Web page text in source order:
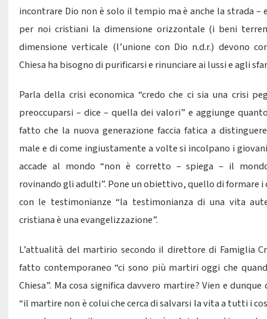
incontrare Dio non è solo il tempio ma è anche la strada –
per noi cristiani la dimensione orizzontale (i beni
dimensione verticale (l’unione con Dio n.d.r.) devono
Chiesa ha bisogno di purificarsi e rinunciare ai lussi e agli
Parla della crisi economica “credo che ci sia una crisi
preoccuparsi – dice – quella dei valori” e aggiunge
fatto che la nuova generazione faccia fatica a
male e di come ingiustamente a volte si incolpano i
accade al mondo “non è corretto – spiega – il
rovinando gli adulti”. Pone un obiettivo, quello di formare i
con le testimonianze “la testimonianza di una vita
cristiana è una evangelizzazione”.
L’attualità del martirio secondo il direttore di Famiglia
fatto contemporaneo “ci sono più martiri oggi che
Chiesa”. Ma cosa significa davvero martire? Vien e dunque
“il martire non è colui che cerca di salvarsi la vita a tutti i